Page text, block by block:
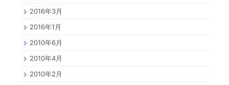
2016年3月
2016年1月
2010年6月
2010年4月
2010年2月